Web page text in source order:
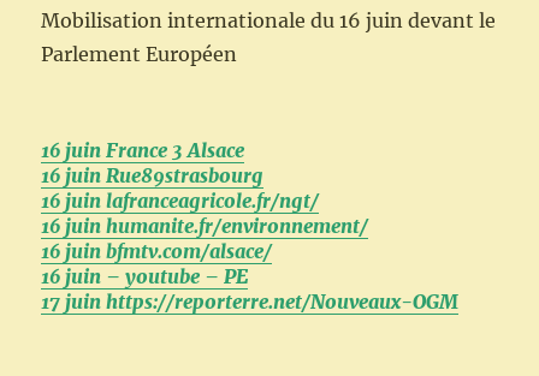
Mobilisation internationale du 16 juin devant le
Parlement Européen
16 juin France 3 Alsace
16 juin Rue89strasbourg
16 juin lafranceagricole.fr/ngt/
16 juin humanite.fr/environnement/
16 juin bfmtv.com/alsace/
16 juin – youtube – PE
17 juin https://reporterre.net/Nouveaux-OGM